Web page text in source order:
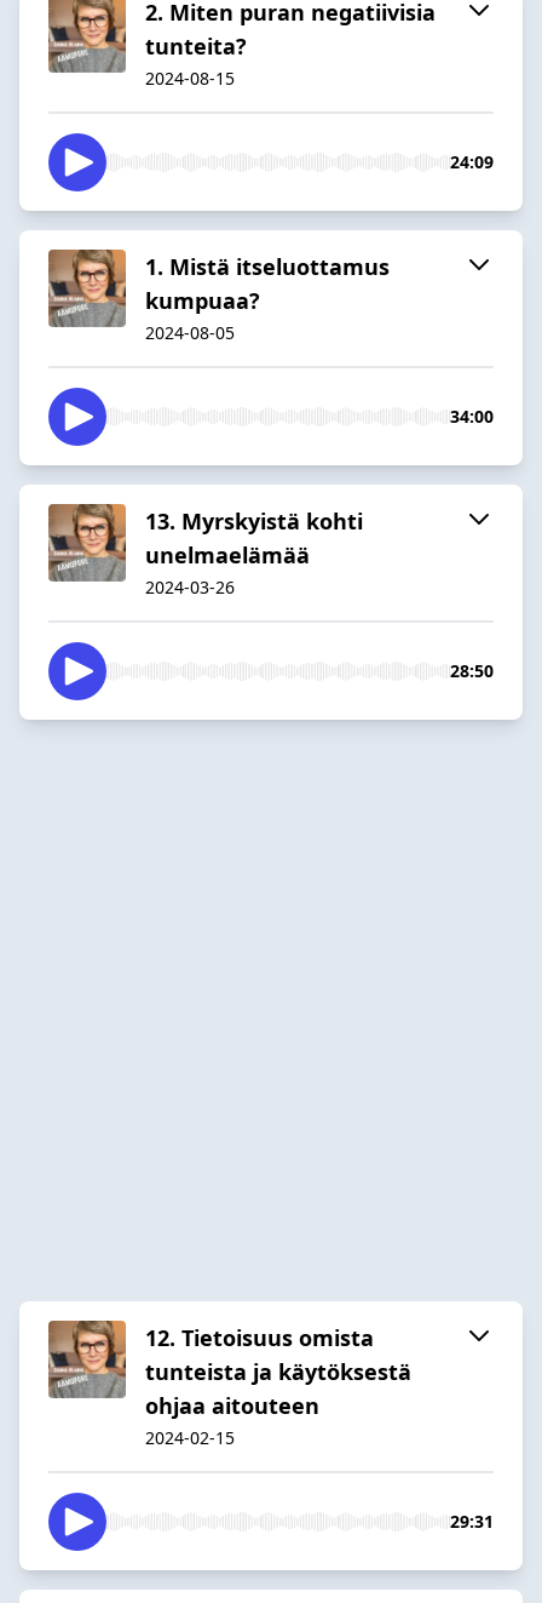
2. Miten puran negatiivisia
tunteita?
2024-08-15
24:09
1. Mistä itseluottamus
kumpuaa?
2024-08-05
34:00
13. Myrskyistä kohti
unelmaelämää
2024-03-26
28:50
12. Tietoisuus omista
tunteista ja käytöksestä
ohjaa aitouteen
2024-02-15
29:31